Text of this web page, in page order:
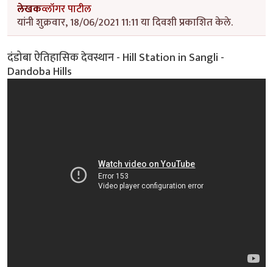
लेखकव्लॉगर पाटील
यांनी शुक्रवार, 18/06/2021 11:11 या दिवशी प्रकाशित केले.
दंडोबा ऐतिहासिक देवस्थान - Hill Station in Sangli -
Dandoba Hills